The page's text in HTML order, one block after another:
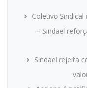
Coletivo Sindical
– Sindael
Sindael rejeita